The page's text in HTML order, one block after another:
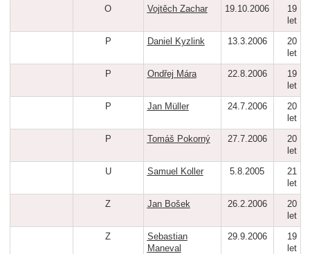
O Vojtěch Zachar 19.10.2006
19
let
P Daniel Kyzlink 13.3.2006
20
let
P Ondřej Mára 22.8.2006
19
let
P Jan Müller 24.7.2006
20
let
P Tomáš Pokorný 27.7.2006
20
let
U Samuel Koller 5.8.2005
21
let
Z Jan Bošek 26.2.2006
20
let
Z
Sebastian
Maneval
29.9.2006
19
let